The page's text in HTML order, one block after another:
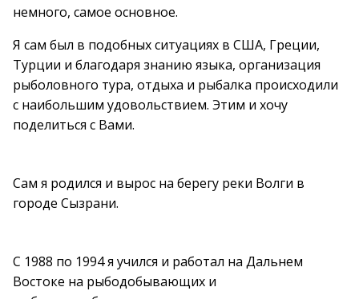
немного, самое основное.
Я сам был в подобных ситуациях в США, Греции,
Турции и благодаря знанию языка, организация
рыболовного тура, отдыха и рыбалка происходили
с наибольшим удовольствием. Этим и хочу
поделиться с Вами.
Сам я родился и вырос на берегу реки Волги в
городе Сызрани.
С 1988 по 1994 я учился и работал на Дальнем
Востоке на рыбодобывающих и